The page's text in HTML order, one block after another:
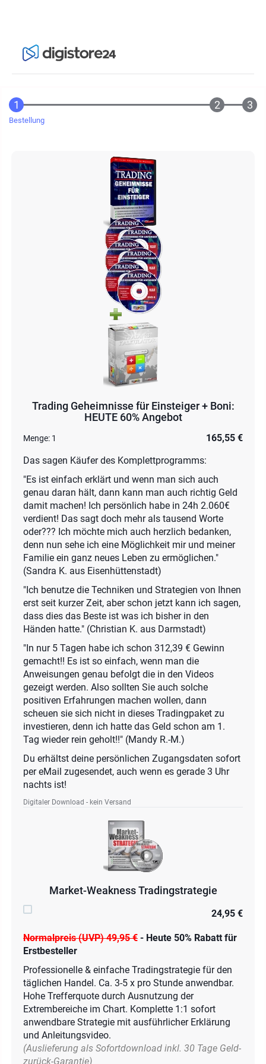
Bestellung
Trading Geheimnisse für Einsteiger + Boni:
HEUTE 60% Angebot
Menge: 1
165,55 €
Das sagen Käufer des Komplettprogramms:
"Es ist einfach erklärt und wenn man sich auch
genau daran hält, dann kann man auch richtig Geld
damit machen! Ich persönlich habe in 24h 2.060€
verdient! Das sagt doch mehr als tausend Worte
oder??? Ich möchte mich auch herzlich bedanken,
denn nun sehe ich eine Möglichkeit mir und meiner
Familie ein ganz neues Leben zu ermöglichen."
(Sandra K. aus Eisenhüttenstadt)
"Ich benutze die Techniken und Strategien von Ihnen
erst seit kurzer Zeit, aber schon jetzt kann ich sagen,
dass dies das Beste ist was ich bisher in den
Händen hatte." (Christian K. aus Darmstadt)
"In nur 5 Tagen habe ich schon 312,39 € Gewinn
gemacht!! Es ist so einfach, wenn man die
Anweisungen genau befolgt die in den Videos
gezeigt werden. Also sollten Sie auch solche
positiven Erfahrungen machen wollen, dann
scheuen sie sich nicht in dieses Tradingpaket zu
investieren, denn ich hatte das Geld schon am 1.
Tag wieder rein geholt!!" (Mandy R.-M.)
Du erhältst deine persönlichen Zugangsdaten sofort
per eMail zugesendet, auch wenn es gerade 3 Uhr
nachts ist!
Digitaler Download - kein Versand
Market-Weakness Tradingstrategie
24,95 €
Normalpreis (UVP) 49,95 € - Heute 50% Rabatt für
Erstbesteller
Professionelle & einfache Tradingstrategie für den
täglichen Handel. Ca. 3-5 x pro Stunde anwendbar.
Hohe Trefferquote durch Ausnutzung der
Extrembereiche im Chart. Komplette 1:1 sofort
anwendbare Strategie mit ausführlicher Erklärung
und Anleitungsvideo.
(Auslieferung als Sofortdownload inkl. 30 Tage Geld-
zurück-Garantie)